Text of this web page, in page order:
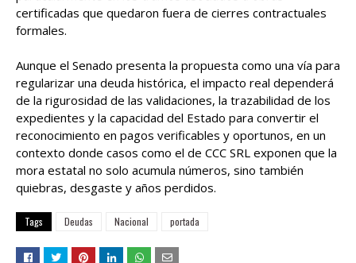
certificadas que quedaron fuera de cierres contractuales
formales.
Aunque el Senado presenta la propuesta como una vía para
regularizar una deuda histórica, el impacto real dependerá
de la rigurosidad de las validaciones, la trazabilidad de los
expedientes y la capacidad del Estado para convertir el
reconocimiento en pagos verificables y oportunos, en un
contexto donde casos como el de CCC SRL exponen que la
mora estatal no solo acumula números, sino también
quiebras, desgaste y años perdidos.
Tags Deudas Nacional portada